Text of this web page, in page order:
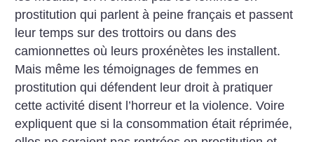
prostitution qui parlent à peine français et passent
leur temps sur des trottoirs ou dans des
camionnettes où leurs proxénètes les installent.
Mais même les témoignages de femmes en
prostitution qui défendent leur droit à pratiquer
cette activité disent l’horreur et la violence. Voire
expliquent que si la consommation était réprimée,